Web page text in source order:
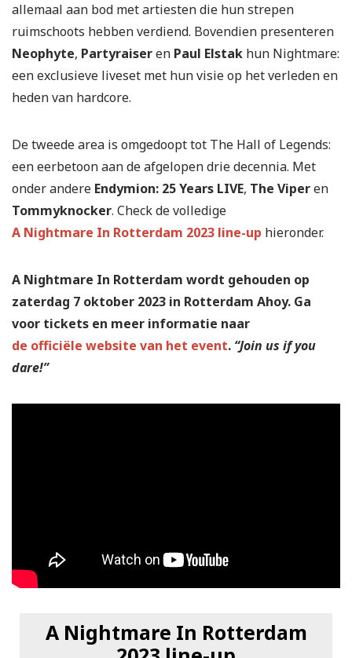
allemaal aan bod met artiesten die hun strepen
ruimschoots hebben verdiend. Bovendien presenteren
Neophyte, Partyraiseren Paul Elstak hun Nightmare:
een exclusieve liveset met hun visie op het verleden en
heden van hardcore.
De tweede area is omgedoopt tot The Hall of Legends:
een eerbetoon aan de afgelopen drie decennia. Met
onder andere Endymion: 25 Years LIVE, The Viperen
Tommyknocker. Check de volledige
A Nightmare In Rotterdam 2023 line-up hieronder.
A Nightmare In Rotterdam wordt gehouden op
zaterdag 7 oktober 2023 in Rotterdam Ahoy. Ga
voor tickets en meer informatie naar
de officiële website van het event. “Join us if you
dare!”
A Nightmare In Rotterdam